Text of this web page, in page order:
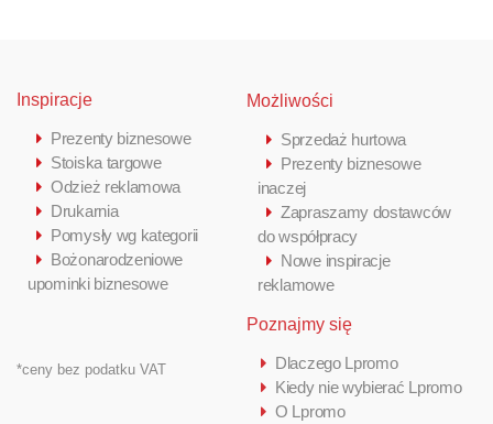
Inspiracje
Prezenty biznesowe
Stoiska targowe
Odzież reklamowa
Drukarnia
Pomysły wg kategorii
Bożonarodzeniowe
upominki biznesowe
*ceny bez podatku VAT
Możliwości
Sprzedaż hurtowa
Prezenty biznesowe
inaczej
Zapraszamy dostawców
do współpracy
Nowe inspiracje
reklamowe
Poznajmy się
Dlaczego Lpromo
Kiedy nie wybierać Lpromo
O Lpromo